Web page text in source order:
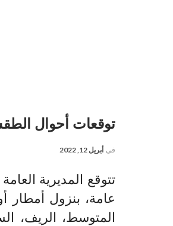
توقعات أحوال
في أبريل 12, 2022
تتوقع المديرية
عامة، بنزول أمطار
المتوسط، الريف،